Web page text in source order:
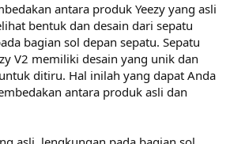
antara produk Yeezy yang asli
bentuk dan desain dari sepatu
bagian sol depan sepatu. Sepatu
V2 memiliki desain yang unik dan
ditiru. Hal inilah yang dapat Anda
antara produk asli dan